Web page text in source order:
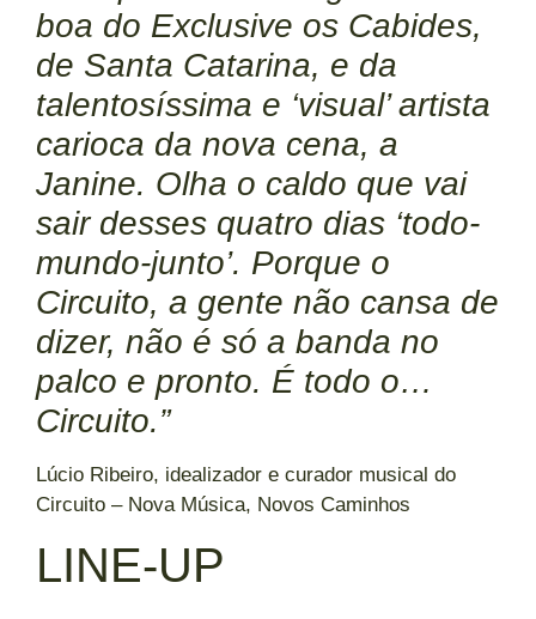
boa do Exclusive os Cabides,
de Santa Catarina, e da
talentosíssima e ‘visual’ artista
carioca da nova cena, a
Janine. Olha o caldo que vai
sair desses quatro dias ‘todo-
mundo-junto’. Porque o
Circuito, a gente não cansa de
dizer, não é só a banda no
palco e pronto. É todo o…
Circuito.”
Lúcio Ribeiro, idealizador e curador musical do
Circuito – Nova Música, Novos Caminhos
LINE-UP